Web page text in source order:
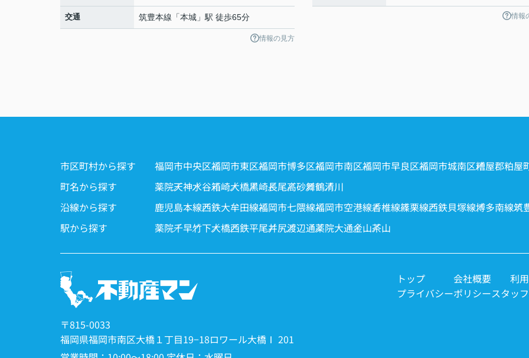
交通 筑豊本線 「本城 」駅 徒歩65分
情報の見方
情報
市区町村から探す 福岡市中央区福岡市東区福岡市博多区福岡市南区福岡市早良区福岡市城南区糟屋郡粕屋
町名から探す
薬院天神水谷箱崎大橋黒崎長尾高砂舞鶴清川
沿線から探す
鹿児島本線西鉄大牟田線福岡市七隈線福岡市空港線香椎線篠栗線西鉄貝塚線博多南線筑
駅から探す
薬院千早竹下大橋西鉄平尾井尻渡辺通薬院大通金山茶山
〒815-0033
福岡県福岡市南区大橋１丁目19−18ロワール大橋Ⅰ 201
トップ 会社概要 利
プライバシーポリシースタッ